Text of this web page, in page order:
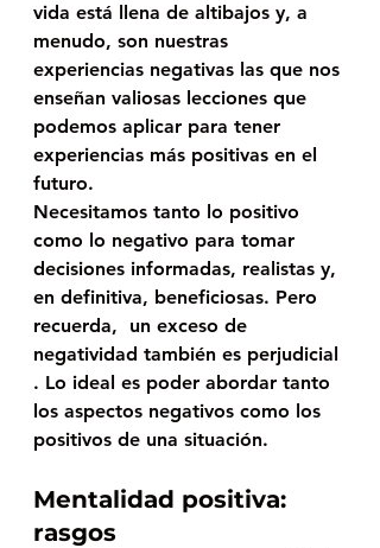
vida está llena de altibajos y, a
menudo, son nuestras
experiencias negativas las que nos
enseñan valiosas lecciones que
podemos aplicar para tener
experiencias más positivas en el
futuro.
Necesitamos tanto lo positivo
como lo negativo para tomar
decisiones informadas, realistas y,
en definitiva, beneficiosas. Pero
recuerda, un exceso de
negatividad también es perjudicial
. Lo ideal es poder abordar tanto
los aspectos negativos como los
positivos de una situación.
Mentalidad positiva:
rasgos